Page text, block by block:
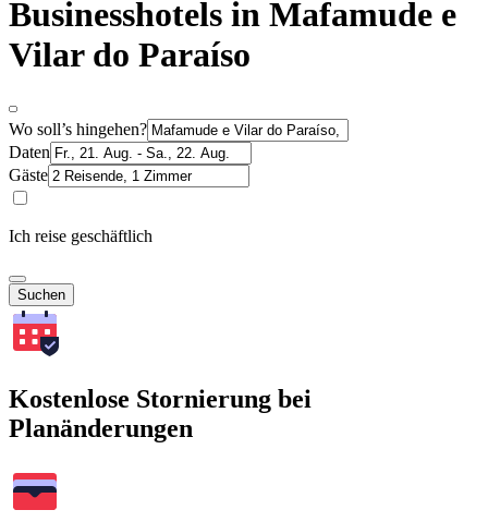
Businesshotels in Mafamude e
Vilar do Paraíso
Wo soll’s hingehen?
Daten
Gäste
Ich reise geschäftlich
Suchen
Kostenlose Stornierung bei
Planänderungen